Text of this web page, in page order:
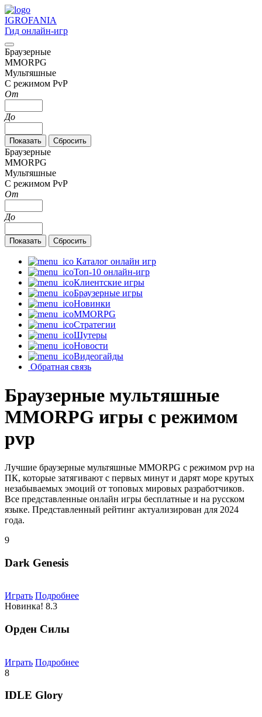
IGROFANIA
Гид онлайн-игр
Браузерные
MMORPG
Мультяшные
С режимом PvP
От
До
Браузерные
MMORPG
Мультяшные
С режимом PvP
От
До
Каталог онлайн игр
Топ-10 онлайн-игр
Клиентские игры
Браузерные игры
Новинки
MMORPG
Стратегии
Шутеры
Новости
Видеогайды
Обратная связь
Браузерные мультяшные
MMORPG игры с режимом
pvp
Лучшие браузерные мультяшные MMORPG с режимом pvp на
ПК, которые затягивают с первых минут и дарят море крутых
незабываемых эмоций от топовых мировых разработчиков.
Все представленные онлайн игры бесплатные и на русском
языке. Представленный рейтинг актуализирован для 2024
года.
9
Dark Genesis
Играть Подробнее
Новинка! 8.3
Орден Силы
Играть Подробнее
8
IDLE Glory